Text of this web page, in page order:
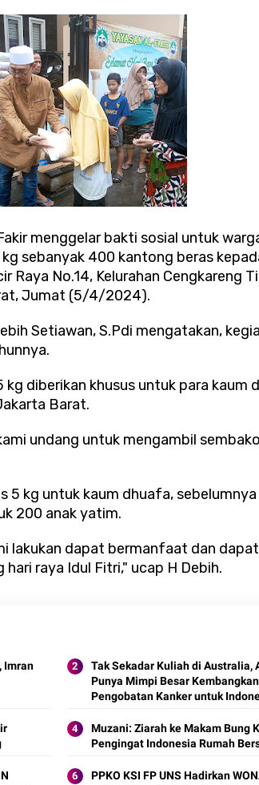
menggelar bakti sosial untuk
sebanyak 400 kantong beras
Raya No.14, Kelurahan Cengkareng
Jumat (5/4/2024).
Setiawan, S.Pdi mengatakan,
diberikan khusus untuk para kaum
Barat.
undang untuk mengambil
5 kg untuk kaum dhuafa, sebelumnya
200 anak yatim.
lakukan dapat bermanfaat dan
raya Idul Fitri," ucap H Debih.
Imran
Tak Sekadar Kuliah di Australia,
Punya Mimpi Besar Kembangkan
Pengobatan Kanker untuk
Muzani: Ziarah ke Makam Bung
Pengingat Indonesia Rumah
PPKO KSI FP UNS Hadirkan